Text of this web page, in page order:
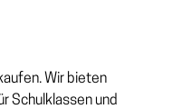
Wir bieten
Schulklassen und